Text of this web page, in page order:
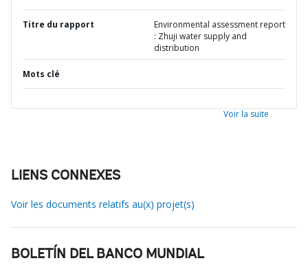
Titre du rapport
Environmental assessment report
: Zhuji water supply and
distribution
Mots clé
Voir la suite
LIENS CONNEXES
Voir les documents relatifs au(x) projet(s)
BOLETÍN DEL BANCO MUNDIAL